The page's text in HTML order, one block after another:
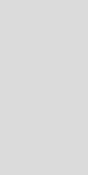
Ужас